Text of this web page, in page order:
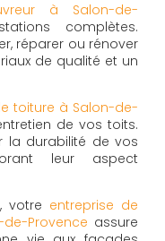
à Salon-de-
complètes.
réparer ou rénover
de qualité et un
toiture à Salon-de-
de vos toits.
la durabilité de vos
leur aspect
votre entreprise de
Provence assure